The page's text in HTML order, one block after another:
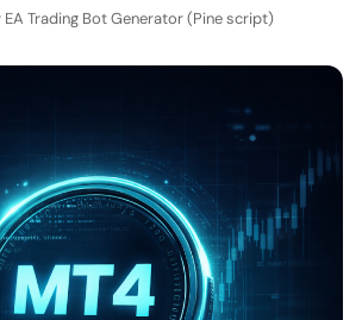
EA Trading Bot Generator (Pine script)